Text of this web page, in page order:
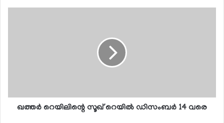
ഖത്തര്‍ റെയിലിന്റെ സൂഖ് റെയില്‍ ഡിസംബര്‍ 14 വരെ